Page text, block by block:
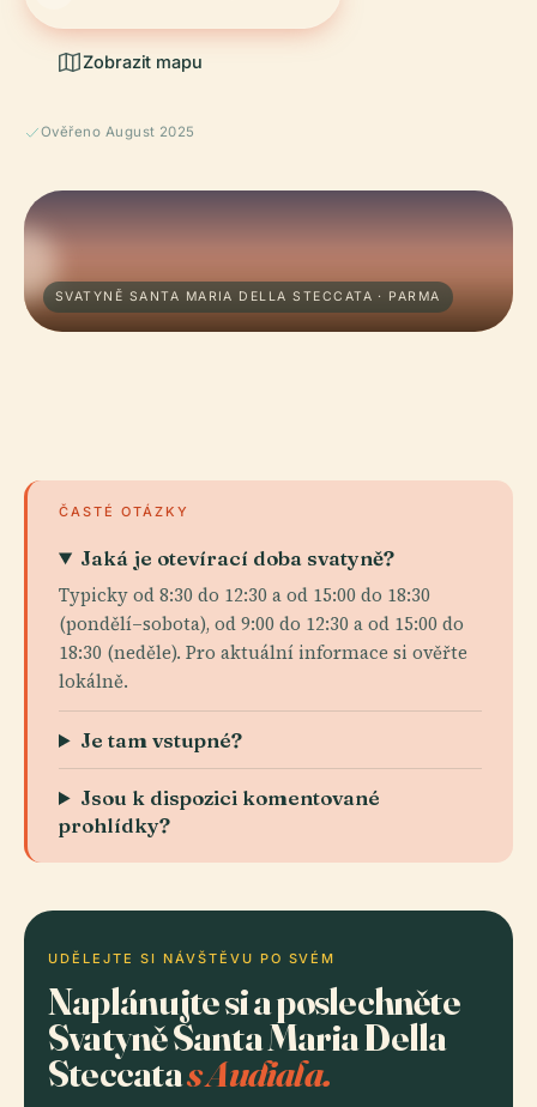
Zobrazit mapu
Ověřeno August 2025
SVATYNĚ SANTA MARIA DELLA STECCATA · PARMA
ČASTÉ OTÁZKY
Jaká je otevírací doba svatyně?
Typicky od 8:30 do 12:30 a od 15:00 do 18:30
(pondělí–sobota), od 9:00 do 12:30 a od 15:00 do
18:30 (neděle). Pro aktuální informace si ověřte
lokálně.
Je tam vstupné?
Jsou k dispozici komentované
prohlídky?
UDĚLEJTE SI NÁVŠTĚVU PO SVÉM
Naplánujte si a poslechněte
Svatyně Santa Maria Della
Steccatas Audiala.